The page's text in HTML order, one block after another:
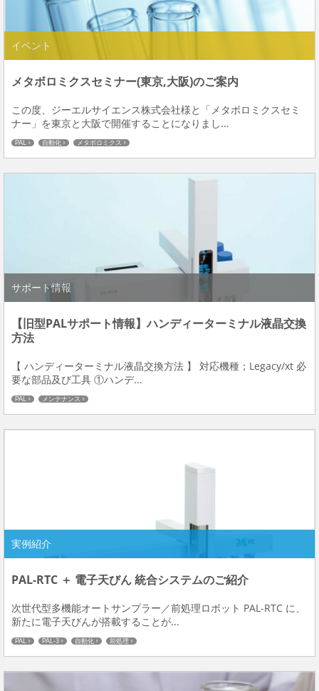
イベント
メタボロミクスセミナー(東京,大阪)のご案内
この度、ジーエルサイエンス株式会社様と「メタボロミクスセミ
ナー」を東京と大阪で開催することになりまし...
PAL 自動化 メタボロミクス
サポート情報
【旧型PALサポート情報】ハンディーターミナル液晶交換
方法
【 ハンディーターミナル液晶交換方法 】 対応機種；Legacy/xt 必
要な部品及び工具 ①ハンデ...
PAL メンテナンス
実例紹介
PAL-RTC ＋ 電子天びん 統合システムのご紹介
次世代型多機能オートサンプラー／前処理ロボット PAL-RTC に、
新たに電子天びんが搭載することが...
PAL PAL-3 自動化 前処理